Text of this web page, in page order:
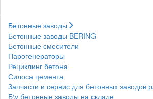
Бетонные заводы
Бетонные заводы BERING
Бетонные смесители
Парогенераторы
Рециклинг бетона
Силоса цемента
Запчасти и сервис для бетонных заводов
Б\у бетонные заводы на складе